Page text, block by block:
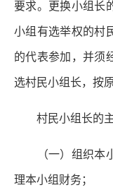
要求。更换小组长
小组有选举权的村
的代表参加，并须
选村民小组长，按
村民小组长的主
（一）组织本小
理本小组财务；